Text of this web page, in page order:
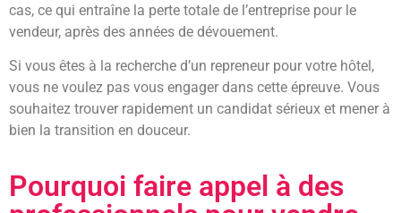
cas, ce qui entraîne la perte totale de l’entreprise pour le
vendeur, après des années de dévouement.
Si vous êtes à la recherche d’un repreneur pour votre hôtel,
vous ne voulez pas vous engager dans cette épreuve. Vous
souhaitez trouver rapidement un candidat sérieux et mener à
bien la transition en douceur.
Pourquoi faire appel à des